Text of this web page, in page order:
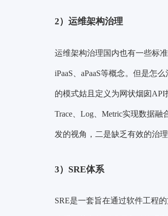
2） 运维架构治理
运维架构治理国内也有一些标
iPaaS、aPaaS等概念。但是怎
的模式姑且定义为网状烟囱API
Trace、Log、Metric实现数据
发的视角，二是缺乏有效的治
3） SRE体系
SRE是一套旨在通过软件工程